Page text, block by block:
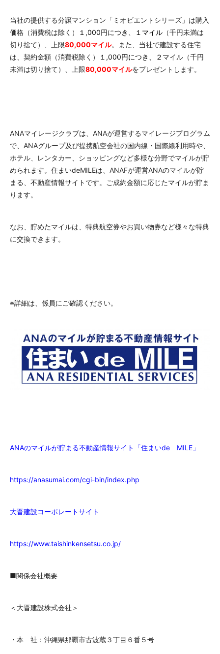
当社の提供する分譲マンション「ミオビエントシリーズ」は購入
価格（消費税は除く）
１,000円につき、１マイル （千円未満は
切り捨て）、上限80,000マイル。また、当社で建設する住宅
は、契約金額（消費税除く）
１,000円につき、２マイル （千円
未満は切り捨て）、上限80,000マイルをプレゼントします。
ANAマイレージクラブは、ANAが運営するマイレージプログラム
で、ANAグループ及び提携航空会社の国内線・国際線利用時や、
ホテル、レンタカー、ショッピングなど多様な分野でマイルが貯
められます。住まいdeMILEは、ANAFが運営ANAのマイルが貯
まる、不動産情報サイトです。ご成約金額に応じたマイルが貯ま
ります。
なお、貯めたマイルは、特典航空券やお買い物券など様々な特典
に交換できます。
※詳細は、係員にご確認ください。
ANAのマイルが貯まる不動産情報サイト「住まいde MILE」
https://anasumai.com/cgi-bin/index.php
大晋建設コーポレートサイ ト
https://www.taishinkensetsu.co.jp/
■関係会社概要
＜大晋建設株式会社＞
・本 社：沖縄県那覇市古波蔵３丁目６番５号